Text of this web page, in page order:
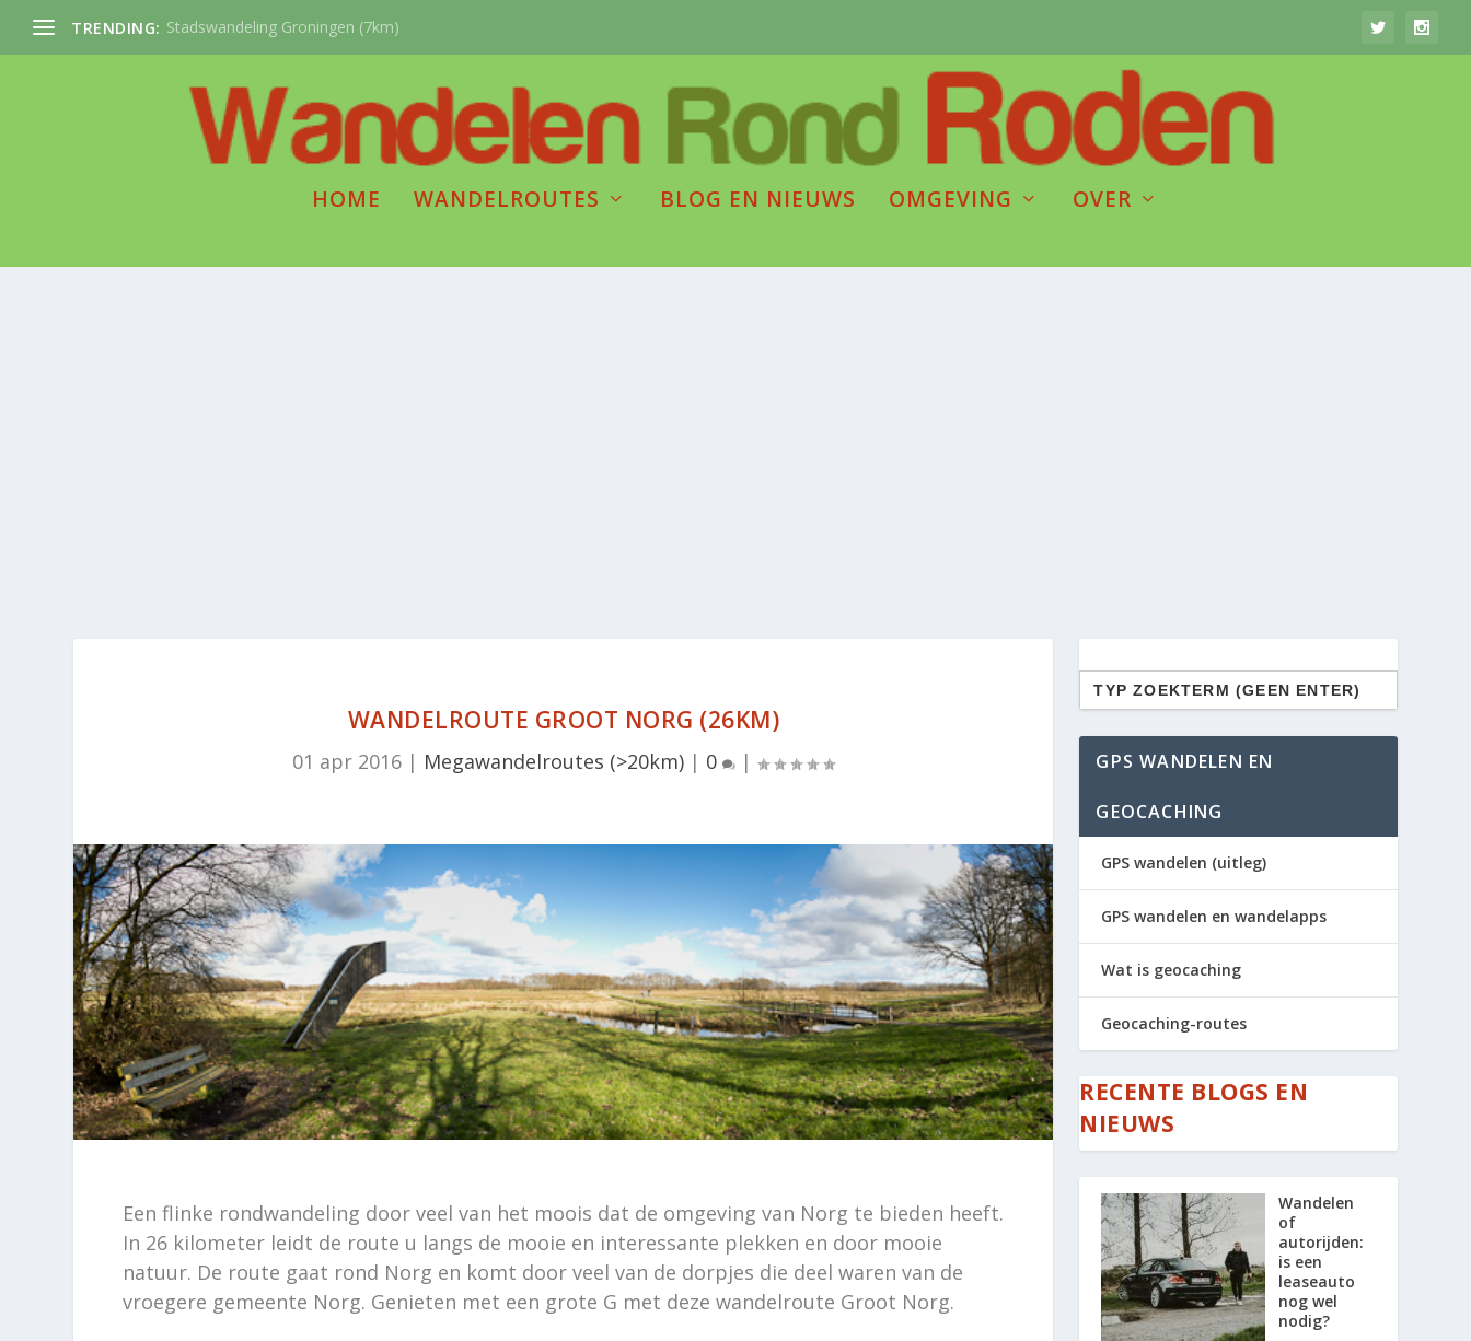
TRENDING: Stadswandeling Groningen (7km)
HOME WANDELROUTES BLOG EN NIEUWS OMGEVING OVER
WANDELROUTE GROOT NORG (26KM)
01 apr 2016 | Megawandelroutes (>20km) | 0 |
Een flinke rondwandeling door veel van het moois dat de omgeving van Norg te bieden heeft.
In 26 kilometer leidt de route u langs de mooie en interessante plekken en door mooie
natuur. De route gaat rond Norg en komt door veel van de dorpjes die deel waren van de
vroegere gemeente Norg. Genieten met een grote G met deze wandelroute Groot Norg.
Zoek
naar:
GPS WANDELEN EN
GEOCACHING
GPS wandelen (uitleg)
GPS wandelen en wandelapps
Wat is geocaching
Geocaching-routes
RECENTE BLOGS EN
NIEUWS
Wandelen
of
autorijden:
is een
leaseauto
nog wel
nodig?